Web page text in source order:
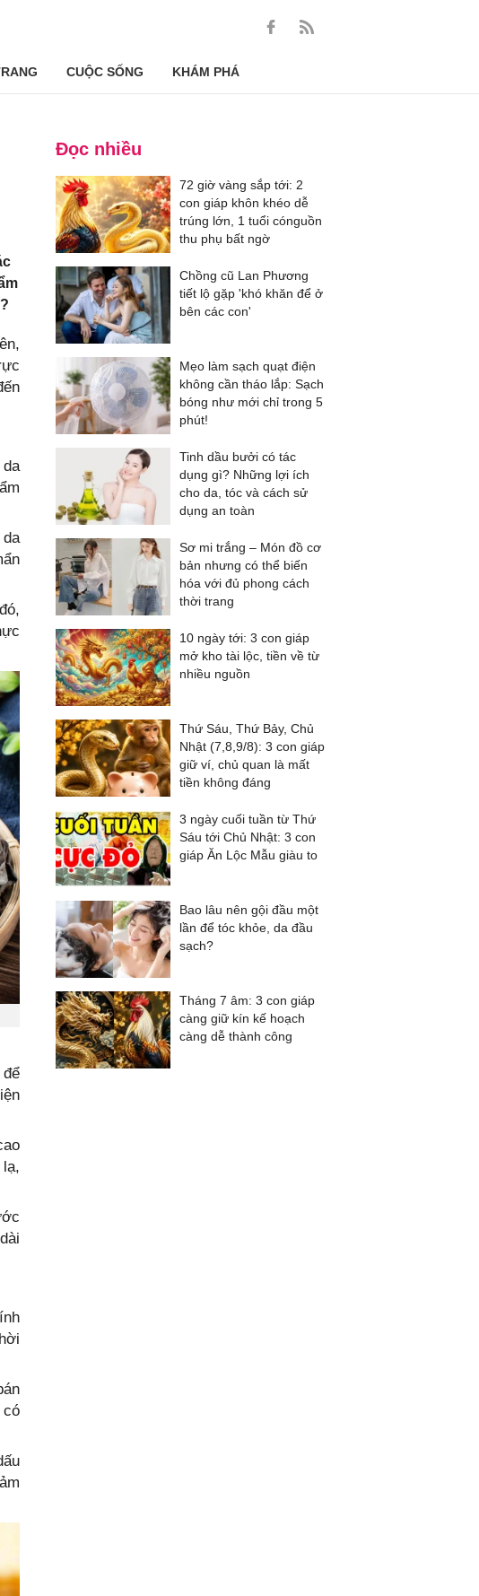
CUỘC SỐNG KHÁM PHÁ
có
Đọc nhiều
72 giờ vàng sắp tới: 2
con giáp khôn khéo dễ
trúng lớn, 1 tuổi cónguồn
thu phụ bất ngờ
Chồng cũ Lan Phương
tiết lộ gặp 'khó khăn để ở
bên các con'
Mẹo làm sạch quạt điện
không cần tháo lắp: Sạch
bóng như mới chỉ trong 5
phút!
Tinh dầu bưởi có tác
dụng gì? Những lợi ích
cho da, tóc và cách sử
dụng an toàn
Sơ mi trắng – Món đồ cơ
bản nhưng có thể biến
hóa với đủ phong cách
thời trang
10 ngày tới: 3 con giáp
mở kho tài lộc, tiền về từ
nhiều nguồn
Thứ Sáu, Thứ Bảy, Chủ
Nhật (7,8,9/8): 3 con giáp
giữ ví, chủ quan là mất
tiền không đáng
3 ngày cuối tuần từ Thứ
Sáu tới Chủ Nhật: 3 con
giáp Ăn Lộc Mẫu giàu to
Bao lâu nên gội đầu một
lần để tóc khỏe, da đầu
sạch?
Tháng 7 âm: 3 con giáp
càng giữ kín kế hoạch
càng dễ thành công